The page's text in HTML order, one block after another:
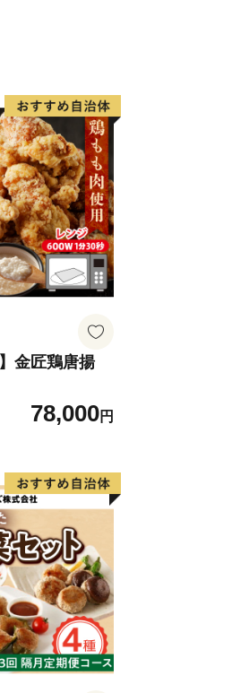
い者の皆
もいるかも
あります
が下がりま
市に役立つ
ではなく、
生み出し
ておりま
アで炊き出
った現在
がたく、大
の気持ちを
して海の向
金匠鶏唐揚
78,000円